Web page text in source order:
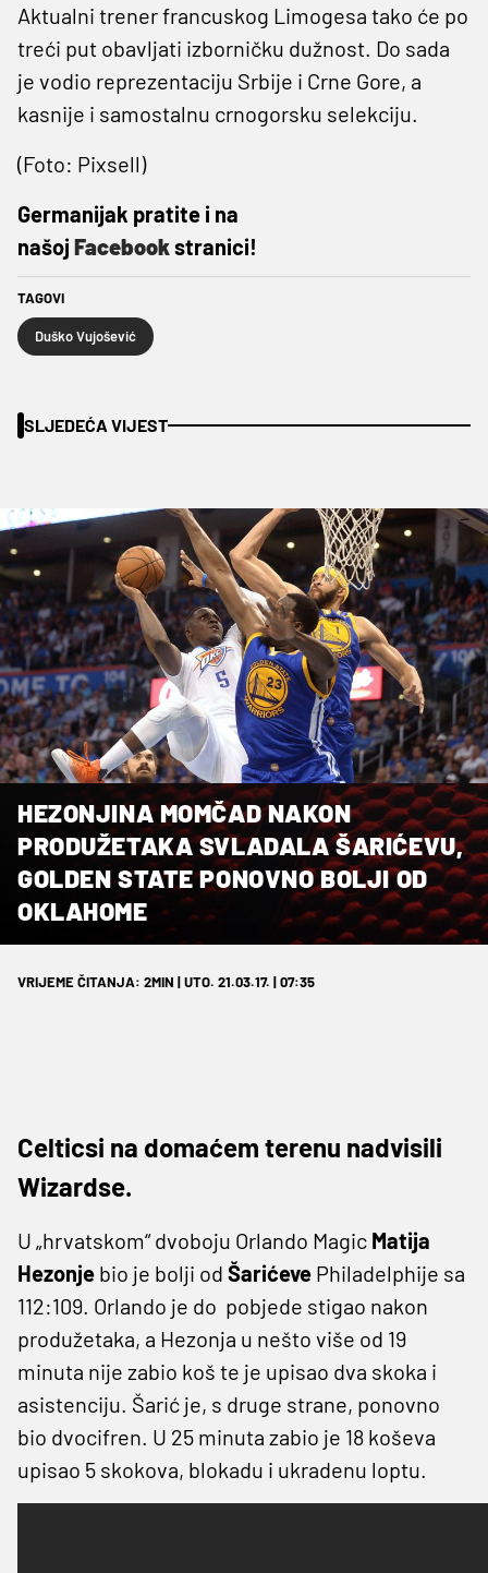
Aktualni trener francuskog Limogesa tako će po
treći put obavljati izborničku dužnost. Do sada
je vodio reprezentaciju Srbije i Crne Gore, a
kasnije i samostalnu crnogorsku selekciju.
(Foto: Pixsell)
Germanijak pratite i na
našoj Facebookstranici!
TAGOVI
Duško Vujošević
SLJEDEĆA VIJEST
HEZONJINA MOMČAD NAKON
PRODUŽETAKA SVLADALA ŠARIĆEVU,
GOLDEN STATE PONOVNO BOLJI OD
OKLAHOME
VRIJEME ČITANJA: 2MIN | UTO. 21.03.17. | 07:35
Celticsi na domaćem terenu nadvisili
Wizardse.
U „hrvatskom“ dvoboju Orlando Magic Matija
Hezonje bio je bolji od Šarićeve Philadelphije sa
112:109. Orlando je do pobjede stigao nakon
produžetaka, a Hezonja u nešto više od 19
minuta nije zabio koš te je upisao dva skoka i
asistenciju. Šarić je, s druge strane, ponovno
bio dvocifren. U 25 minuta zabio je 18 koševa
upisao 5 skokova, blokadu i ukradenu loptu.